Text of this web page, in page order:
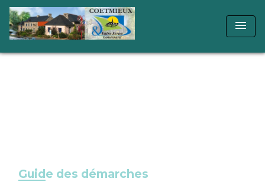
menu
Guide des démarches